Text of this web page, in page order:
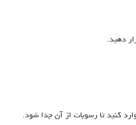
دهید.
کنید تا رسوبات از آن جدا شود.